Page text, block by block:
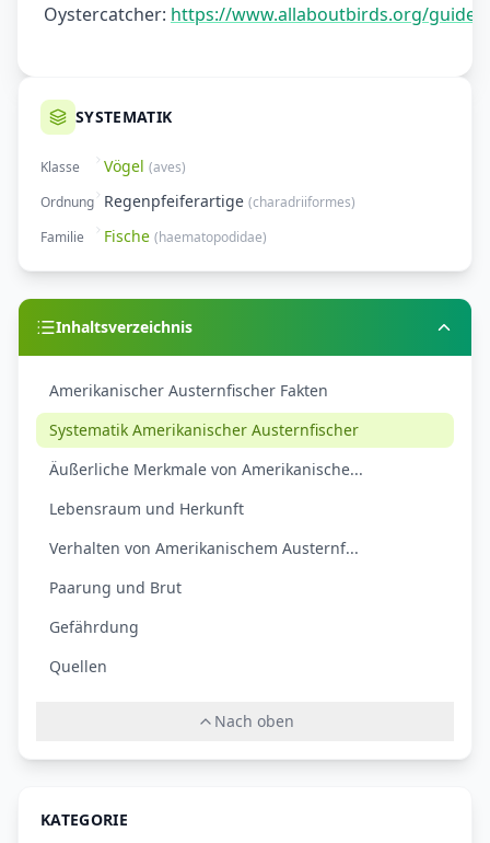
Oystercatcher: https://www.allaboutbirds.org/guide/
SYSTEMATIK
Klasse Vögel (aves)
Ordnung Regenpfeiferartige (charadriiformes)
Familie
Fische (haematopodidae)
Inhaltsverzeichnis
Amerikanischer Austernfischer Fakten
Systematik Amerikanischer Austernfischer
Äußerliche Merkmale von Amerikanische...
Lebensraum und Herkunft
Verhalten von Amerikanischem Austernf...
Paarung und Brut
Gefährdung
Quellen
Nach oben
KATEGORIE